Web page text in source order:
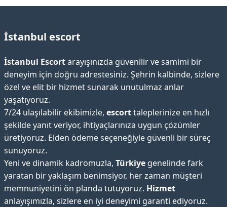
İstanbul escort
İstanbul Escortarayışınızda güvenilir ve samimi bir
deneyim için doğru adrestesiniz. Şehrin kalbinde, sizlere
özel ve elit bir hizmet sunarak unutulmaz anlar
yaşatıyoruz.
7/24 ulaşılabilir ekibimizle, escorttaleplerinize en hızlı
şekilde yanıt veriyor, ihtiyaçlarınıza uygun çözümler
üretiyoruz. Elden ödeme seçeneğiyle güvenli bir süreç
sunuyoruz.
Yeni ve dinamik kadromuzla, Türkiye genelinde fark
yaratan bir yaklaşım benimsiyor, her zaman müşteri
memnuniyetini ön planda tutuyoruz. Hizmet
anlayışımızla, sizlere en iyi deneyimi garanti ediyoruz.